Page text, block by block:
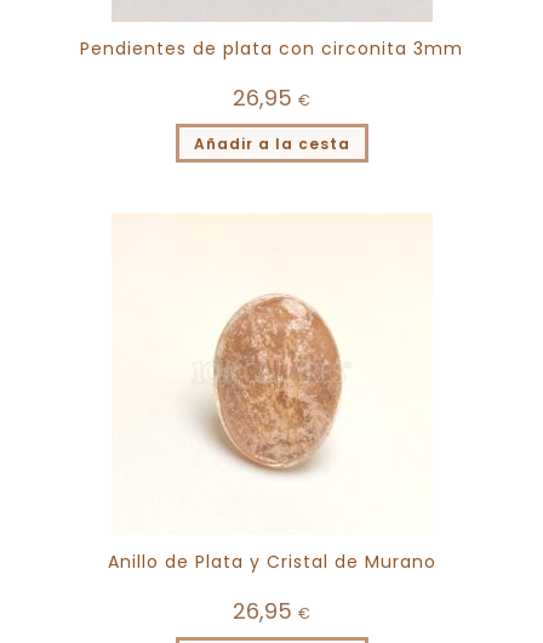
Pendientes de plata con circonita 3mm
26,95 €
Añadir a la cesta
Anillo de Plata y Cristal de Murano
26,95 €